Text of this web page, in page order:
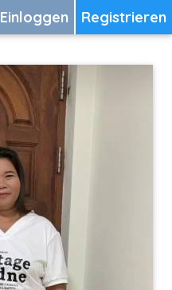
Registrieren
Einloggen